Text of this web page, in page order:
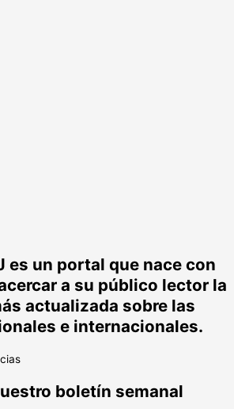
es un portal que nace con
a su público lector la
actualizada sobre las
e internacionales.
boletín semanal